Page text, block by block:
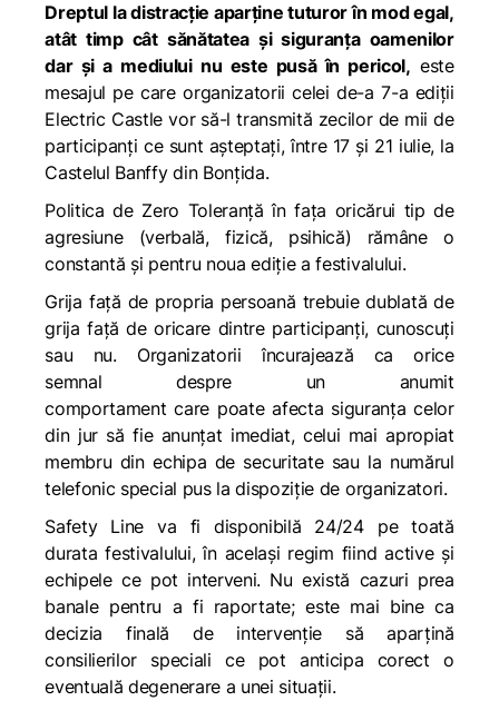
Dreptul la distracție aparține tuturor în mod egal,
atât timp cât sănătatea și siguranța oamenilor
dar și a mediului nu este pusă în pericol, este
mesajul pe care organizatorii celei de-a 7-a ediții
Electric Castle vor să-l transmită zecilor de mii de
participanți ce sunt așteptați,între 17 și 21 iulie, la
Castelul Banffy din Bonțida.
Politica de Zero Toleranță în fața oricărui tip de
agresiune(verbală, fizică, psihică) rămâne o
constantă și pentru noua ediție a festivalului.
Grija față de propria persoană trebuie dublată de
grija față de oricare dintre participanți, cunoscuți
sau nu. Organizatorii încurajează ca orice
semnal despre un anumit
comportamentcare poateafecta siguranța celor
din jur să fie anunțat imediat, celui mai apropiat
membru din echipa de securitate sau la numărul
telefonic special pus la dispoziție de organizatori.
Safety Line va fi disponibilă 24/24 pe toată
durata festivalului, în același regim fiind active și
echipele ce pot interveni. Nu există cazuri prea
banale pentru a fi raportate;este mai bine ca
decizia finală de intervenție să aparțină
consilierilor speciali ce pot anticipa corect o
eventuală degenerare a unei situații.